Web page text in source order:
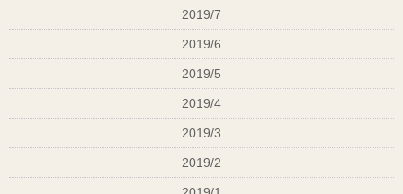
2019/7
2019/6
2019/5
2019/4
2019/3
2019/2